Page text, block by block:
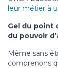
leur métier à
Gel du point
du pouvoir
Même sans
comprenons